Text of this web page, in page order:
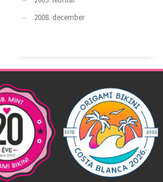
2008. december